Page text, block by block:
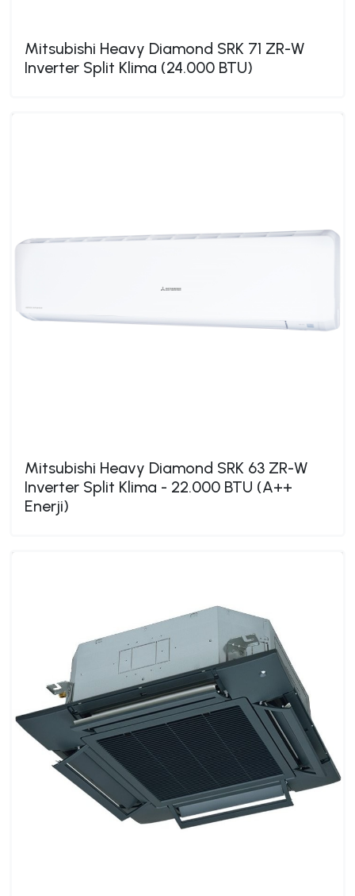
Mitsubishi Heavy Diamond SRK 71 ZR-W
Inverter Split Klima (24.000 BTU)
Mitsubishi Heavy Diamond SRK 63 ZR-W
Inverter Split Klima - 22.000 BTU (A++
Enerji)